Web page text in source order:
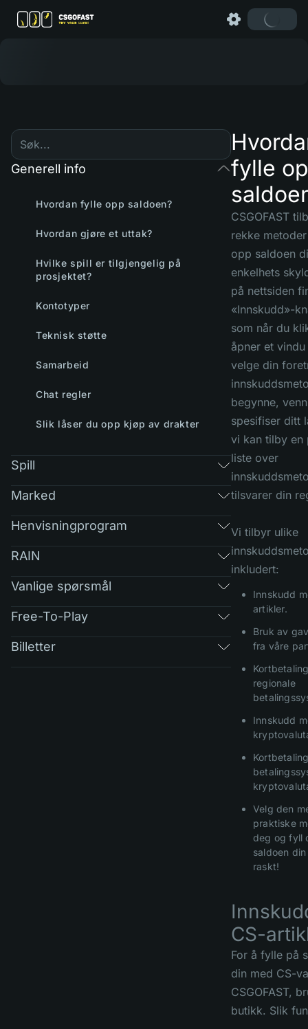
Generell info
Hvordan fylle opp saldoen?
Hvordan gjøre et uttak?
Hvilke spill er tilgjengelig på
prosjektet?
Kontotyper
Teknisk støtte
Samarbeid
Chat regler
Slik låser du opp kjøp av drakter
Spill
Marked
Henvisningprogram
RAIN
Vanlige spørsmål
Free-To-Play
Billetter
fylle
CSGOFAST
rekke
opp saldoen
enkelhets
på nettsiden
«Innskudd»-
som når du
åpner et
velge din
begynne,
spesifiser ditt
vi kan tilby en
liste over
tilsvarer din
Vi tilbyr ulike
inkludert:
Innskudd
artikler.
Bruk av
fra våre
regionale
Innskudd
Velg den
praktiske
deg og fyll
saldoen
raskt!
CS-
For å fylle på
din med CS-
CSGOFAST,
butikk. Slik